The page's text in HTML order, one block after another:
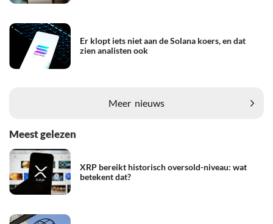
Er klopt iets niet aan de Solana koers, en dat
zien analisten ook
Meer nieuws
Meest gelezen
XRP bereikt historisch oversold-niveau: wat
betekent dat?